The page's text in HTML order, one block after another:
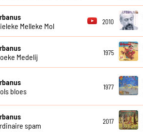
Melleke Mol
2010
Medelij
1975
bloes
1977
spam
2017